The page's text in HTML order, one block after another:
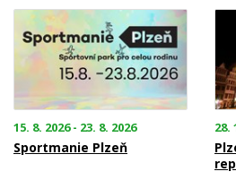
15. 8. 2026 - 23. 8. 2026
Sportmanie Plzeň
28.